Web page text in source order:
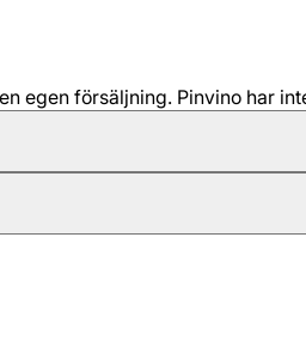
egen försäljning. Pinvino har